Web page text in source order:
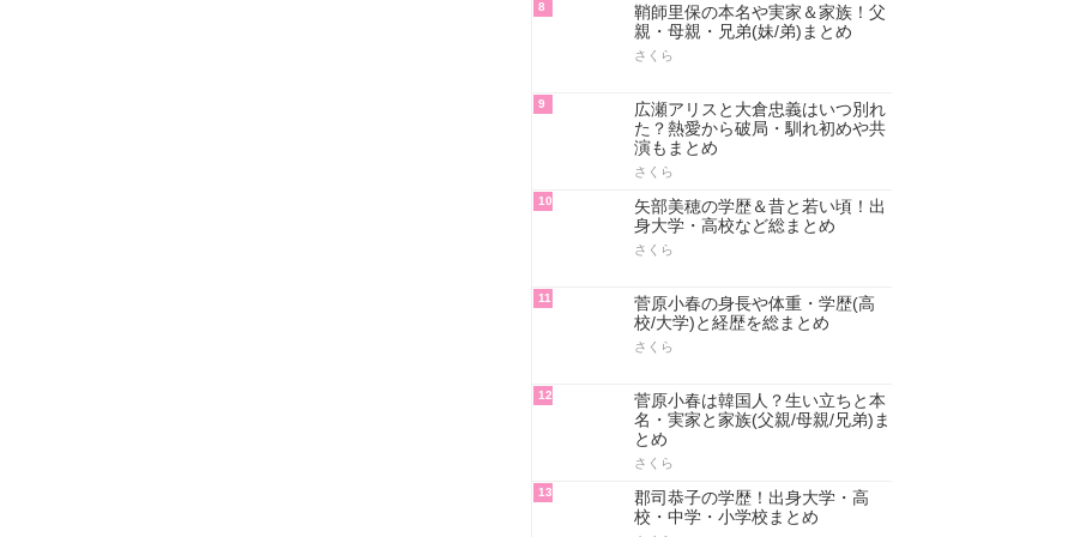
8
鞘師里保の本名や実家＆家族！父
親・母親・兄弟(妹/弟)まとめ
さくら
9
広瀬アリスと大倉忠義はいつ別れ
た？熱愛から破局・馴れ初めや共
演もまとめ
さくら
10
矢部美穂の学歴＆昔と若い頃！出
身大学・高校など総まとめ
さくら
11
菅原小春の身長や体重・学歴(高
校/大学)と経歴を総まとめ
さくら
12
菅原小春は韓国人？生い立ちと本
名・実家と家族(父親/母親/兄弟)ま
とめ
さくら
13
郡司恭子の学歴！出身大学・高
校・中学・小学校まとめ